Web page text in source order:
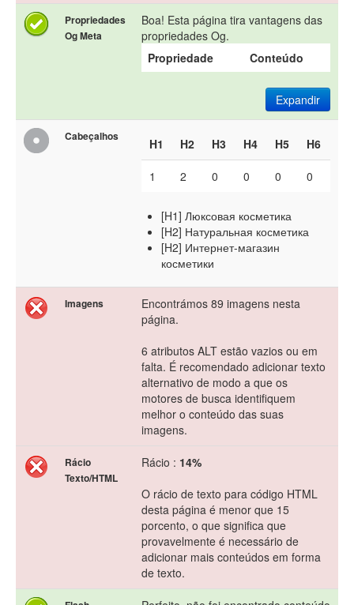
Propriedades
Og Meta
Boa! Esta página tira vantagens das
propriedades Og.
Propriedade
Conteúdo
Expandir
Cabeçalhos H1 H2 H3 H4 H5 H6
1 2 0 0 0 0
[H1] Люксовая косметика
[H2] Натуральная косметика
[H2] Интернет-магазин
косметики
Imagens
Encontrámos 89 imagens nesta
página.
6 atributos ALT estão vazios ou em
falta. É recomendado adicionar texto
alternativo de modo a que os
motores de busca identifiquem
melhor o conteúdo das suas
imagens.
Rácio
Texto/HTML
Rácio : 14%
O rácio de texto para código HTML
desta página é menor que 15
porcento, o que significa que
provavelmente é necessário de
adicionar mais conteúdos em forma
de texto.